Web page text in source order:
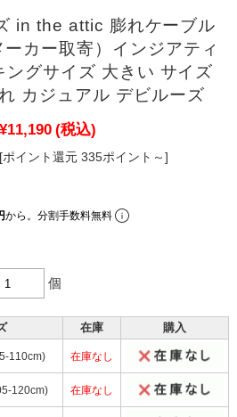
in the attic 膨れケーブル
カー取寄）インジアティ
グサイズ 大きい サイズ
カジュアル デビルーズ
¥11,190 (税込)
[ポイント還元 335ポイント～]
から。分割手数料無料
個
在庫 購入
110cm) 在庫なし
120cm) 在庫なし